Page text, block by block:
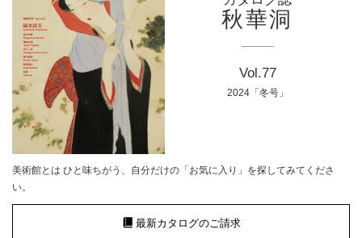
秋華洞
Vol.77
2024「冬号」
美術館とは ひと味ちがう、自分だけの「お気に入り」を探してみてくださ
い。
最新カタログのご請求